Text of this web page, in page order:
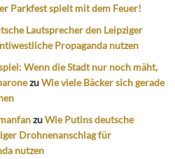
Parkfest spielt mit dem Feuer!
Lautsprecher den Leipziger
Propaganda nutzen
Wenn die Stadt nur noch mäht,
zuWie viele Bäcker sich gerade
zuWie Putins deutsche
Drohnenanschlag für
nutzen